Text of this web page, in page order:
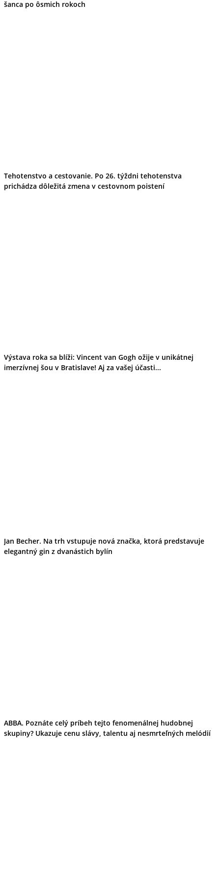
šanca po ôsmich rokoch
Tehotenstvo a cestovanie. Po 26. týždni tehotenstva
prichádza dôležitá zmena v cestovnom poistení
Výstava roka sa blíži: Vincent van Gogh ožije v unikátnej
imerzívnej šou v Bratislave! Aj za vašej účasti...
Jan Becher. Na trh vstupuje nová značka, ktorá predstavuje
elegantný gin z dvanástich bylín
ABBA. Poznáte celý príbeh tejto fenomenálnej hudobnej
skupiny? Ukazuje cenu slávy, talentu aj nesmrteľných melódií